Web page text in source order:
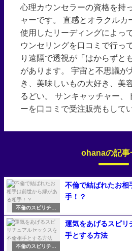
心理カウンセラーの資格を持
ャーです。 直感とオラクルカ
使用したリーディングによっ
ウンセリングを口コミで行っ
り遠隔で透視が「はからずと
があります。 宇宙と不思議が
き、美味しいもの大好き、美
るどい。 サンキャッチャー、
ーを口コミで受注販売もして
ohanaの記事
不倫のスピリチュ
アル
不倫で結ばれたお相
手！？
不倫のスピリチュ
運気をあげるスピリ
手とする方法